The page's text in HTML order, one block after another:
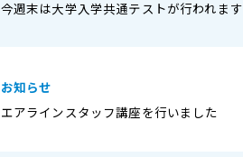
今週末は大学入学共通テストが行われます
お知らせ
エアラインスタッフ講座を行いました